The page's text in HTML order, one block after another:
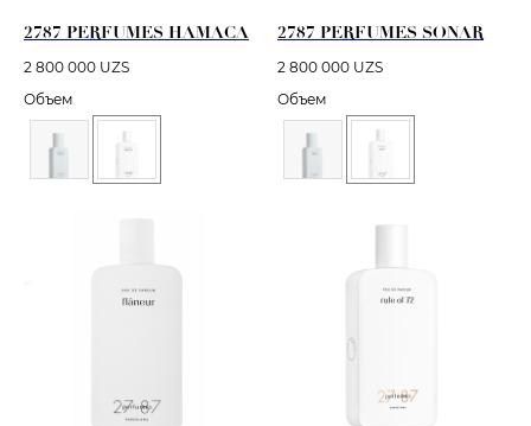
2787 PERFUMES HAMACA
2 800 000 UZS
Объем
2787 PERFUMES SONAR
2 800 000 UZS
Объем